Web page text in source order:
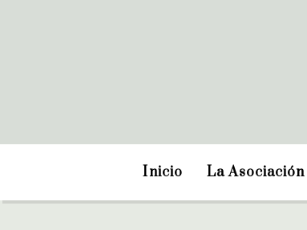
Inicio La Asociación